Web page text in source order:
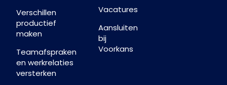
Verschillen
productief
maken
Teamafspraken
en werkrelaties
versterken
Vacatures
Aansluiten
bij
Voorkans